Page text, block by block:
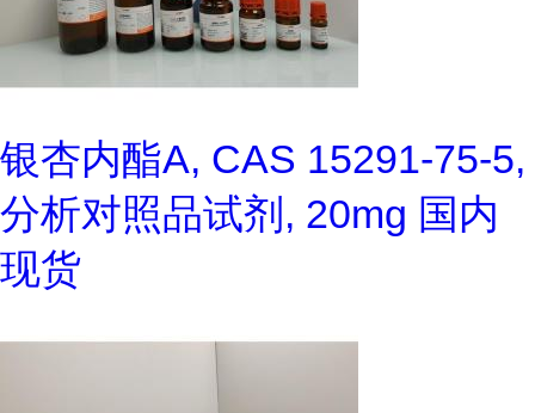
银杏内酯A, CAS 15291-75-5,
分析对照品试剂, 20mg 国内
现货